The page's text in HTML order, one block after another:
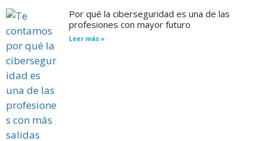
Por qué la ciberseguridad es una de las
profesiones con mayor futuro
Leer más »